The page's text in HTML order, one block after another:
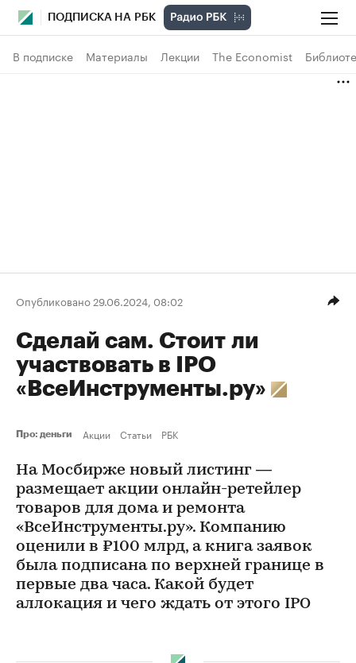
ПОДПИСКА НА РБК
В подписке Материалы Лекции The Economist
Опубликовано 29.06.2024, 08:02
Сделай сам. Стоит ли
участвовать в IPO
«ВсеИнструменты.ру»
Про: деньги Акции Статьи РБК
На Мосбирже новый листинг —
размещает акции онлайн-ретейлер
товаров для дома и ремонта
«ВсеИнструменты.ру». Компанию
оценили в ₽100 млрд, а книга заявок
была подписана по верхней границе в
первые два часа. Какой будет
аллокация и чего ждать от этого IPO